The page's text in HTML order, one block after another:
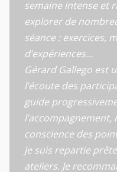
semaine intense et
explorer de
séance : exercices,
d’expériences…
Gérard Gallego est
l’écoute des
guide
conscience des
Je suis repartie
ateliers. Je